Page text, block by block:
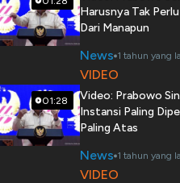
Harusnya Tak
Dari Manapun
News 1 tahun yang
01:28
VIDEO
Video: Prabowo
Instansi Paling
Paling Atas
News 1 tahun yang
VIDEO